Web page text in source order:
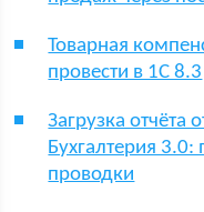
Товарная
провести в 1С 8.3
Загрузка отчёта
Бухгалтерия 3.0:
проводки